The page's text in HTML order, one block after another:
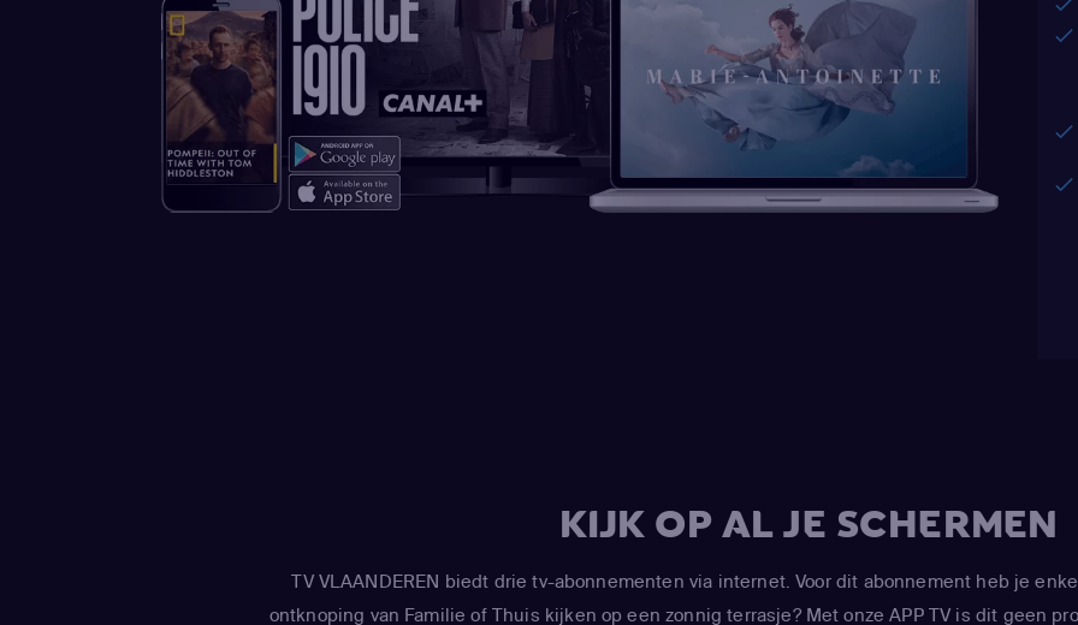
(Kyle
Tweak / Craig
Malkinson)
Marsh / Ghost
Mona Marshall
Kimberly Brooks
KIJK OP AL JE SCHERMEN
TV VLAANDEREN biedt drie tv-abonnementen via internet. Voor dit abonnement heb je
ontknoping van Familie of Thuis kijken op een zonnig terrasje? Met onze APP TV is dit geen